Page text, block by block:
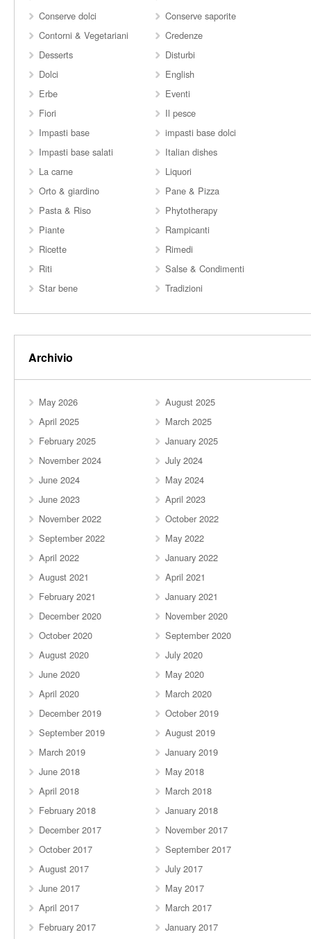
Conserve dolci
Conserve saporite
Contorni & Vegetariani
Credenze
Desserts
Disturbi
Dolci
English
Erbe
Eventi
Fiori
Il pesce
Impasti base
impasti base dolci
Impasti base salati
Italian dishes
La carne
Liquori
Orto & giardino
Pane & Pizza
Pasta & Riso
Phytotherapy
Piante
Rampicanti
Ricette
Rimedi
Riti
Salse & Condimenti
Star bene
Tradizioni
Archivio
May 2026
August 2025
April 2025
March 2025
February 2025
January 2025
November 2024
July 2024
June 2024
May 2024
June 2023
April 2023
November 2022
October 2022
September 2022
May 2022
April 2022
January 2022
August 2021
April 2021
February 2021
January 2021
December 2020
November 2020
October 2020
September 2020
August 2020
July 2020
June 2020
May 2020
April 2020
March 2020
December 2019
October 2019
September 2019
August 2019
March 2019
January 2019
June 2018
May 2018
April 2018
March 2018
February 2018
January 2018
December 2017
November 2017
October 2017
September 2017
August 2017
July 2017
June 2017
May 2017
April 2017
March 2017
February 2017
January 2017